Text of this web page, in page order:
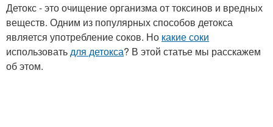
Детокс - это очищение организма от токсинов и вредных
веществ. Одним из популярных способов детокса
является употребление соков. Но какие соки
использоватьдля детокса? В этой статье мы расскажем
об этом.